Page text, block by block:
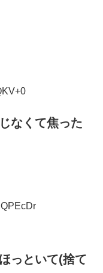
なくて焦った
っといて(捨て